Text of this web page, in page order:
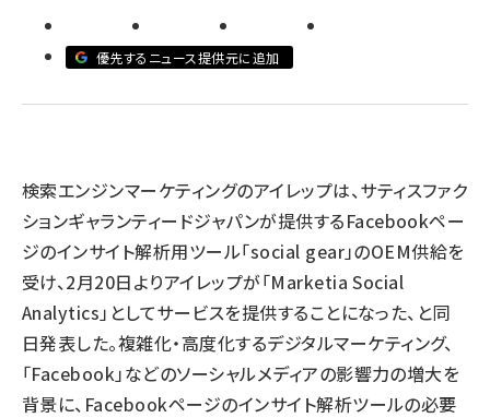
meo (1277)
優先するニュース提供元に追加
検索エンジンマーケティングのアイレップは、サティスファク
ションギャランティードジャパンが提供するFacebookペー
ジのインサイト解析用ツール「social gear」のOEM供給を
受け、2月20日よりアイレップが「Marketia Social
Analytics」としてサービスを提供することになった、と同
日発表した。複雑化・高度化するデジタルマーケティング、
「Facebook」などのソーシャルメディアの影響力の増大を
背景に、Facebookページのインサイト解析ツールの必要